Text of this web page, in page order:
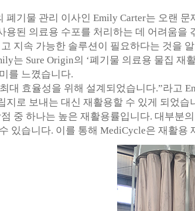
폐기물 관리 이사인 Emily Carter는 오랜
용된 의료용 수포를 처리하는 데 어려움
지속 가능한 솔루션이 필요하다는 것을
는 Sure Origin의 ‘폐기물 의료용 물집
를 느꼈습니다.
대 효율성을 위해 설계되었습니다.”라고
지로 보내는 대신 재활용할 수 있게 되었
중 하나는 높은 재활용률입니다. 대부분
있습니다. 이를 통해 MediCycle은 재활